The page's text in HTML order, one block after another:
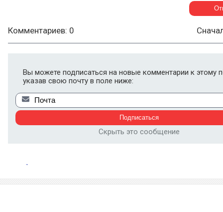
Комментариев: 0
Вы можете подписаться на новые комментарии к этому
указав свою почту в поле ниже:
Скрыть это сообщение